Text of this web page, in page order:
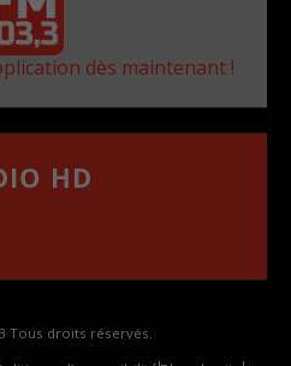
dès maintenant !
HD
Tous droits réservés.